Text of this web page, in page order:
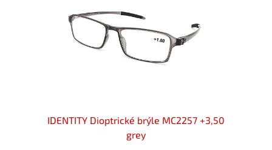
IDENTITY Dioptrické brýle MC2257 +3,50
grey